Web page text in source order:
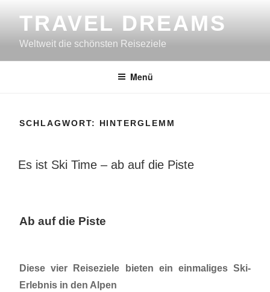
InhaltTRAVEL DREAMS
Weltweit die schönsten Reiseziele
Menü
SCHLAGWORT: HINTERGLEMM
VERÖFFENTLICHT
Es ist Ski Time – ab auf die Piste
Ab auf die Piste
Diese vier Reiseziele bieten ein einmaliges Ski-
Erlebnis in den Alpen